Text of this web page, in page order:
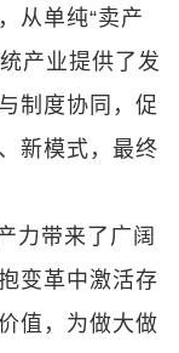
从单纯“卖产
产业提供了发
制度协同，促
新模式，最终
力带来了广阔
变革中激活存
值，为做大做